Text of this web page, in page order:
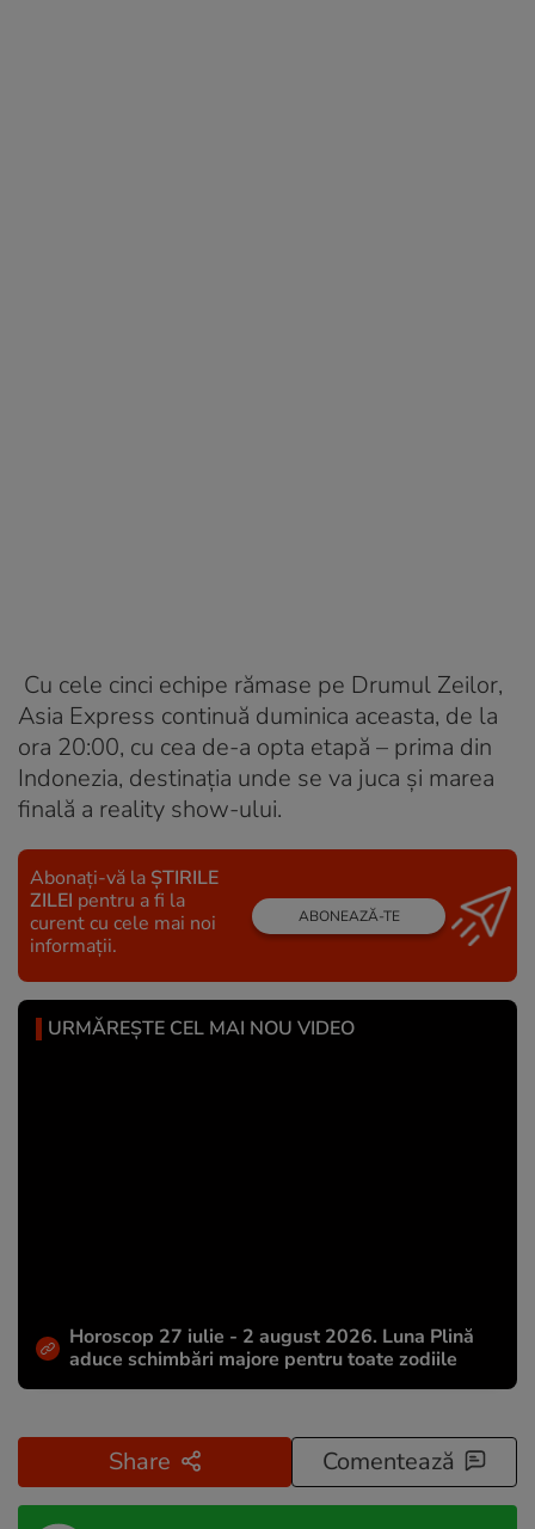
Cu cele cinci echipe rămase pe Drumul Zeilor,
Asia Express continuă duminica aceasta, de la
ora 20:00, cu cea de-a opta etapă – prima din
Indonezia, destinația unde se va juca și marea
finală a reality show-ului.
Abonați-vă la ȘTIRILE
ZILEI pentru a fi la
curent cu cele mai noi
informații.
ABONEAZĂ-TE
URMĂREȘTE CEL MAI NOU VIDEO
Horoscop 27 iulie - 2 august 2026. Luna Plină
aduce schimbări majore pentru toate zodiile
Share Comentează